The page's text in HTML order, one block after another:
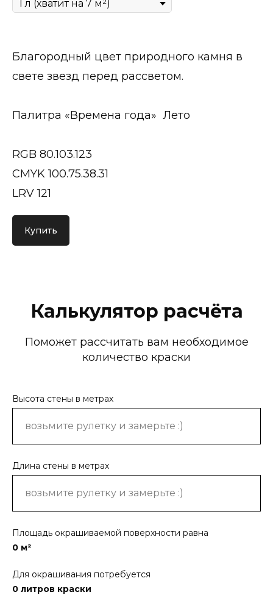
Благородный цвет природного камня в
свете звезд перед рассветом.
Палитра «Времена года» Лето
RGB 80.103.123
CMYK 100.75.38.31
LRV 121
Купить
Калькулятор расчёта
Поможет рассчитать вам необходимое
количество краски
Высота стены в метрах
Длина стены в метрах
Площадь окрашиваемой поверхности равна
0 м²
Для окрашивания потребуется
0 литров краски